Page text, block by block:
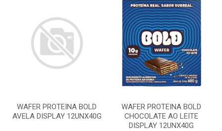
WAFER PROTEINA BOLD
AVELA DISPLAY 12UNX40G
WAFER PROTEINA BOLD
CHOCOLATE AO LEITE
DISPLAY 12UNX40G